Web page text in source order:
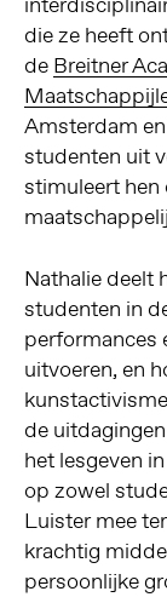
die ze heeft
de Breitner
Amsterdam
studenten uit
stimuleert hen
Nathalie deelt
studenten in
performances
uitvoeren, en
de
het lesgeven
op zowel
Luister mee
krachtig
persoonlijke